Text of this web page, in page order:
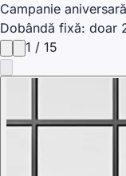
Campanie
Dobândă fixă: doar
1 / 15